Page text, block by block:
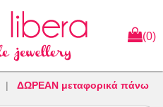
(0)
| ΔΩΡΕΑΝ μεταφορικά πάνω